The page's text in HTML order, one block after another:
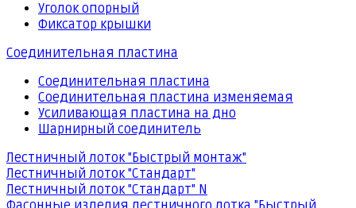
Уголок опорный
Фиксатор крышки
Соединительная пластина
Соединительная пластина
Соединительная пластина изменяемая
Усиливающая пластина на дно
Шарнирный соединитель
Лестничный лоток "Быстрый монтаж"
Лестничный лоток "Стандарт"
Лестничный лоток "Стандарт" N